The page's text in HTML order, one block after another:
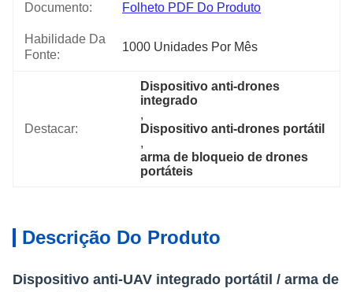
Documento: Folheto PDF Do Produto
Habilidade Da
Fonte:
1000 Unidades Por Mês
Destacar:
Dispositivo anti-drones
integrado
,
Dispositivo anti-drones portátil
,
arma de bloqueio de drones
portáteis
Descrição Do Produto
Dispositivo anti-UAV integrado portátil / arma de